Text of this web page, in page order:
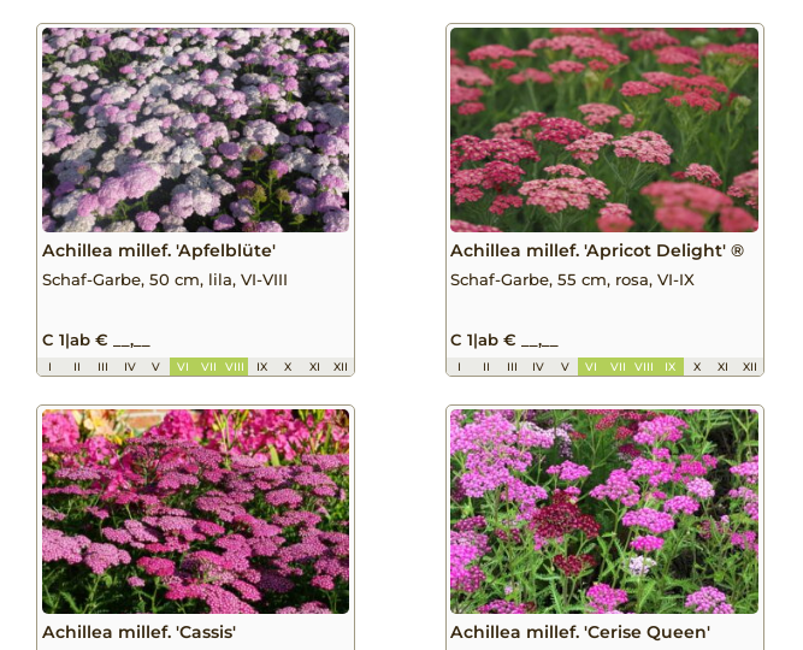
Achillea millef. 'Apfelblüte'
Schaf-Garbe, 50 cm, lila, VI-VIII
C 1|ab € __,__
I II III IV V VI VII VIII IX X XI XII
Achillea millef. 'Apricot Delight' ®
Schaf-Garbe, 55 cm, rosa, VI-IX
C 1|ab € __,__
I II III IV V VI VII VIII IX X XI XII
Achillea millef. 'Cassis' Achillea millef. 'Cerise Queen'